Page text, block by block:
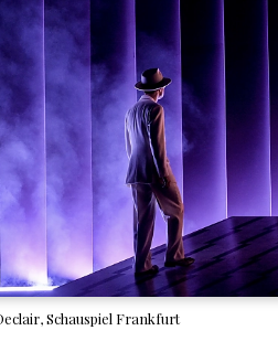
Schauspiel Frankfurt